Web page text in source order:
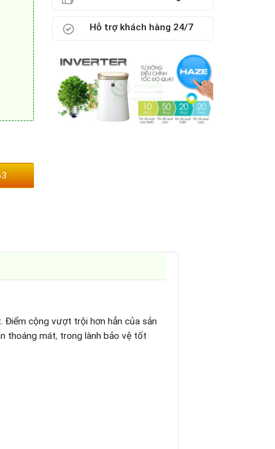
Hỗ trợ khách hàng 24/7
Điểm cộng vượt trội hơn hẳn của sản
thoáng mát, trong lành bảo vệ tốt